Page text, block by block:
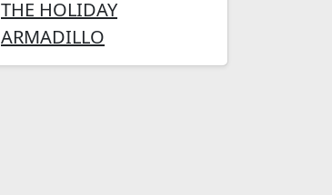
THE HOLIDAY
ARMADILLO